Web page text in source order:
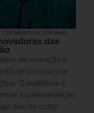
7 DE AGOSTO DE 2026 09H00
das
de inovação e
tornaram-se
O problema é
experimentação
discute como